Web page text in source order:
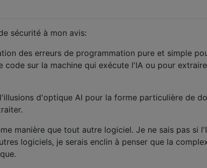
sécurité à mon avis:
des erreurs de programmation pure et simple
sur la machine qui exécute l'IA ou pour
d'optique AI pour la forme particulière de
manière que tout autre logiciel. Je ne sais pas si
logiciels, je serais enclin à penser que la